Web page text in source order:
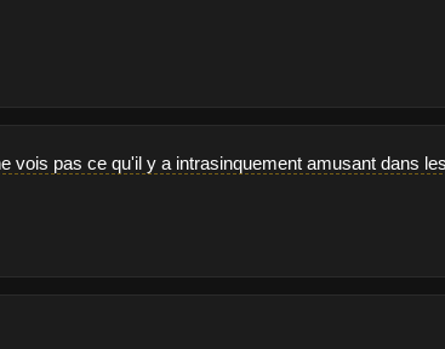
vois pas ce qu'il y a intrasinquement amusant dans